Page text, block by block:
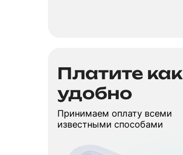
Платите как
удобно
Принимаем оплату всеми
известными способами